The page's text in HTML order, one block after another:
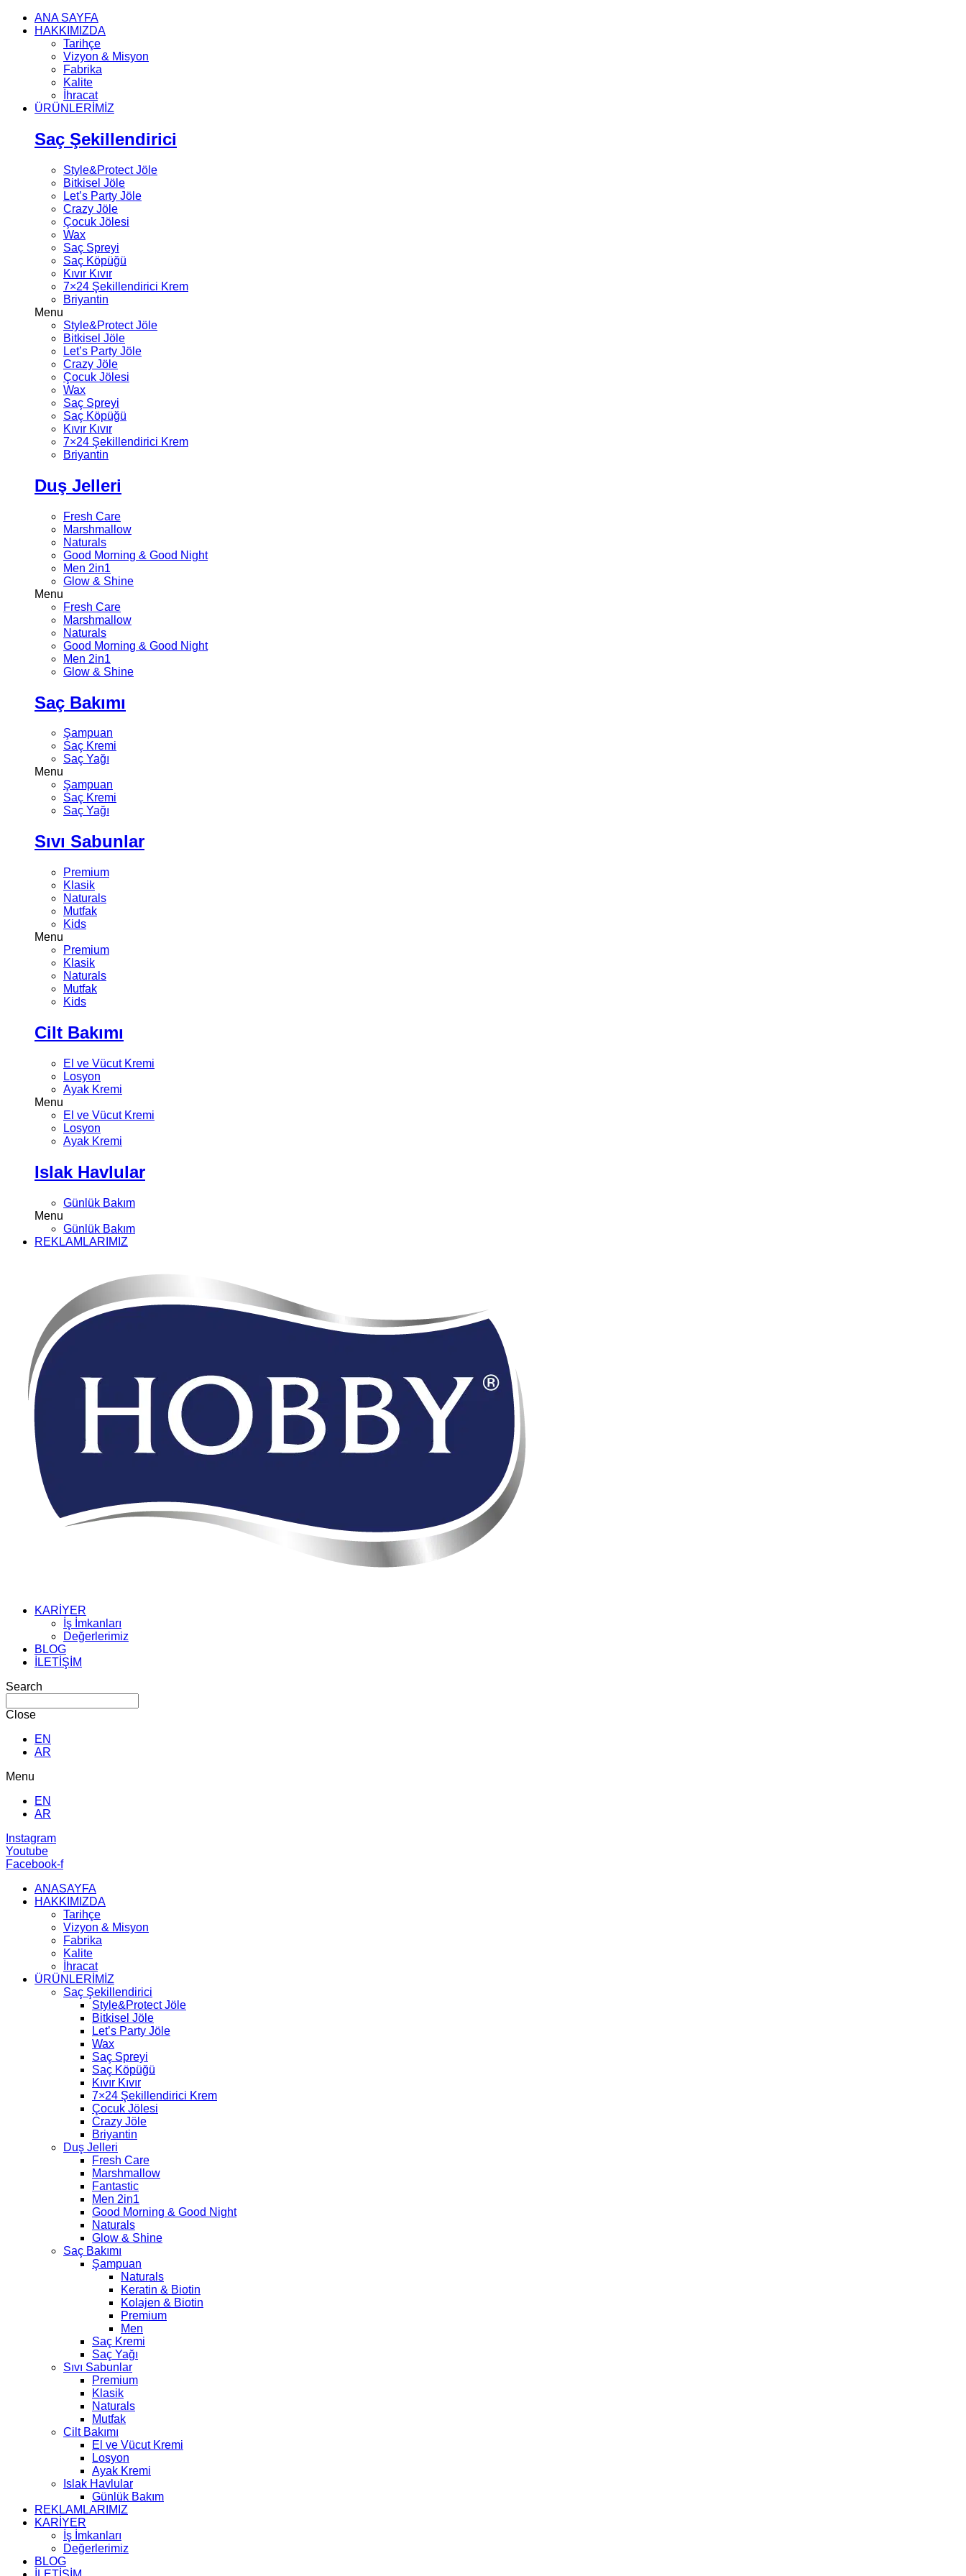
ANA SAYFA
HAKKIMIZDA
Tarihçe
Vizyon & Misyon
Fabrika
Kalite
İhracat
ÜRÜNLERİMİZ
Saç Şekillendirici
Style&Protect Jöle
Bitkisel Jöle
Let’s Party Jöle
Crazy Jöle
Çocuk Jölesi
Wax
Saç Spreyi
Saç Köpüğü
Kıvır Kıvır
7×24 Şekillendirici Krem
Briyantin
Menu
Style&Protect Jöle
Bitkisel Jöle
Let’s Party Jöle
Crazy Jöle
Çocuk Jölesi
Wax
Saç Spreyi
Saç Köpüğü
Kıvır Kıvır
7×24 Şekillendirici Krem
Briyantin
Duş Jelleri
Fresh Care
Marshmallow
Naturals
Good Morning & Good Night
Men 2in1
Glow & Shine
Menu
Fresh Care
Marshmallow
Naturals
Good Morning & Good Night
Men 2in1
Glow & Shine
Saç Bakımı
Şampuan
Saç Kremi
Saç Yağı
Menu
Şampuan
Saç Kremi
Saç Yağı
Sıvı Sabunlar
Premium
Klasik
Naturals
Mutfak
Kids
Menu
Premium
Klasik
Naturals
Mutfak
Kids
Cilt Bakımı
El ve Vücut Kremi
Losyon
Ayak Kremi
Menu
El ve Vücut Kremi
Losyon
Ayak Kremi
Islak Havlular
Günlük Bakım
Menu
Günlük Bakım
REKLAMLARIMIZ
KARİYER
İş İmkanları
Değerlerimiz
BLOG
İLETİŞİM
Search
Close
EN
AR
Menu
EN
AR
Instagram
Youtube
Facebook-f
ANASAYFA
HAKKIMIZDA
Tarihçe
Vizyon & Misyon
Fabrika
Kalite
İhracat
ÜRÜNLERİMİZ
Saç Şekillendirici
Style&Protect Jöle
Bitkisel Jöle
Let’s Party Jöle
Wax
Saç Spreyi
Saç Köpüğü
Kıvır Kıvır
7×24 Şekillendirici Krem
Çocuk Jölesi
Crazy Jöle
Briyantin
Duş Jelleri
Fresh Care
Marshmallow
Fantastic
Men 2in1
Good Morning & Good Night
Naturals
Glow & Shine
Saç Bakımı
Şampuan
Naturals
Keratin & Biotin
Kolajen & Biotin
Premium
Men
Saç Kremi
Saç Yağı
Sıvı Sabunlar
Premium
Klasik
Naturals
Mutfak
Cilt Bakımı
El ve Vücut Kremi
Losyon
Ayak Kremi
Islak Havlular
Günlük Bakım
REKLAMLARIMIZ
KARİYER
İş İmkanları
Değerlerimiz
BLOG